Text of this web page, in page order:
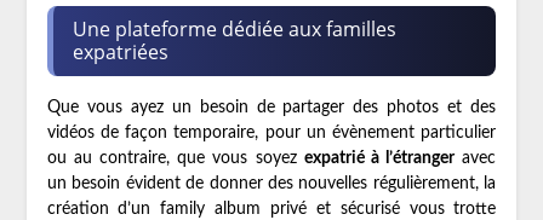
Une plateforme dédiée aux familles
expatriées
Que vous ayez un besoin de partager des photos et des
vidéos de façon temporaire, pour un évènement particulier
ou au contraire, que vous soyez expatrié à l’étrangeravec
un besoin évident de donner des nouvelles régulièrement, la
création d’un family album privé et sécurisé vous trotte